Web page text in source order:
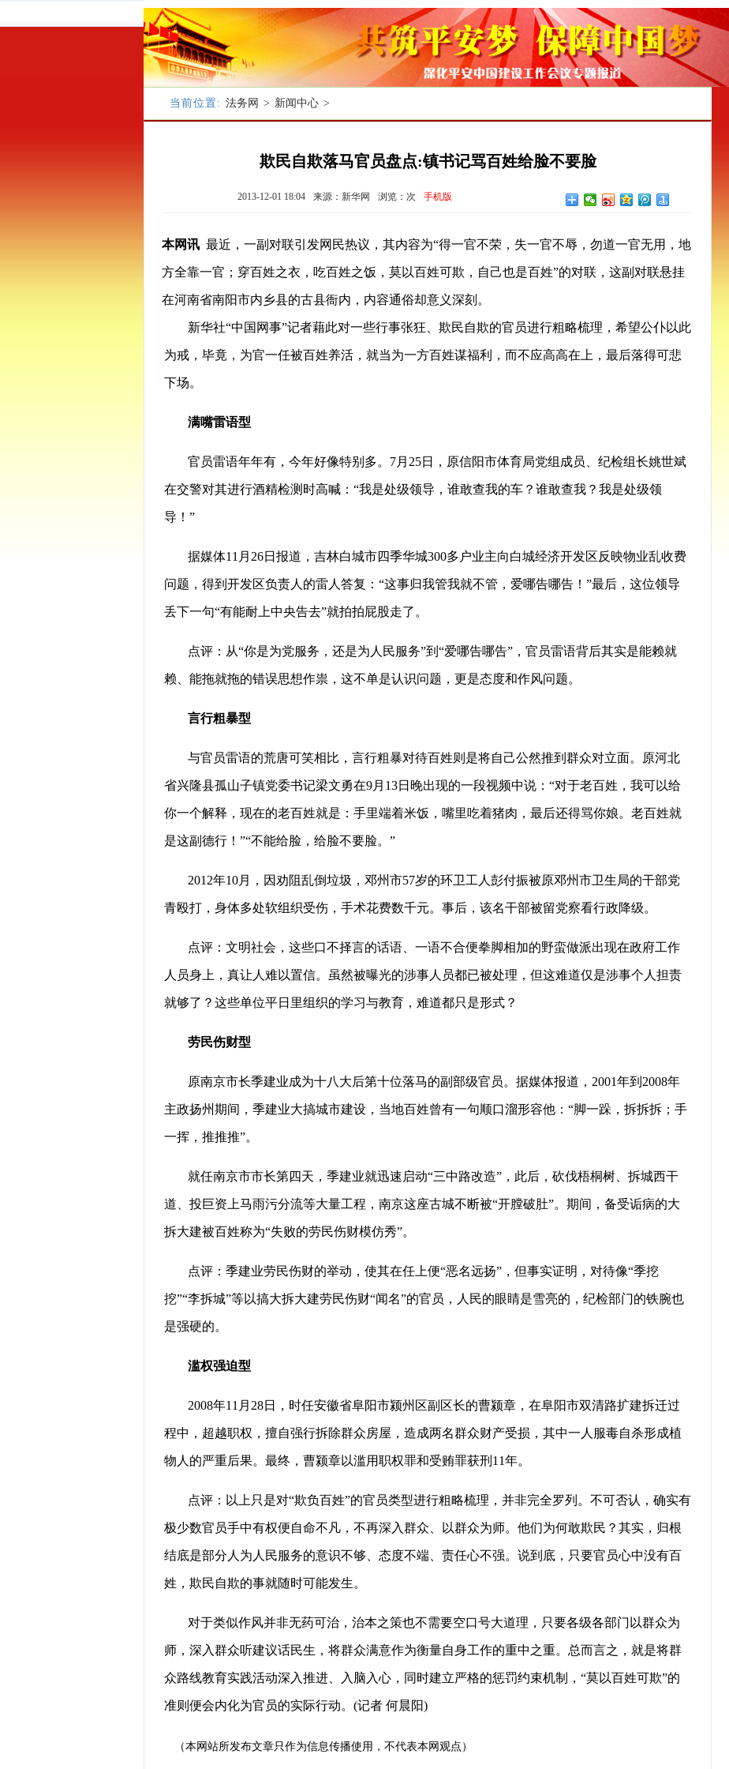
当前位置: 法务网 > 新闻中心 >
欺民自欺落马官员盘点:镇书记骂百姓给脸不要脸
2013-12-01 18:04 来源：新华网 浏览： 次 手机版
本网讯 最近，一副对联引发网民热议，其内容为“得一官不荣，失一官不辱，勿道一官无用，地
方全靠一官；穿百姓之衣，吃百姓之饭，莫以百姓可欺，自己也是百姓”的对联，这副对联悬挂
在河南省南阳市内乡县的古县衙内，内容通俗却意义深刻。
新华社“中国网事”记者藉此对一些行事张狂、欺民自欺的官员进行粗略梳理，希望公仆以此
为戒，毕竟，为官一任被百姓养活，就当为一方百姓谋福利，而不应高高在上，最后落得可悲
下场。
满嘴雷语型
官员雷语年年有，今年好像特别多。7月25日，原信阳市体育局党组成员、纪检组长姚世斌
在交警对其进行酒精检测时高喊：“我是处级领导，谁敢查我的车？谁敢查我？我是处级领
导！”
据媒体11月26日报道，吉林白城市四季华城300多户业主向白城经济开发区反映物业乱收费
问题，得到开发区负责人的雷人答复：“这事归我管我就不管，爱哪告哪告！”最后，这位领导
丢下一句“有能耐上中央告去”就拍拍屁股走了。
点评：从“你是为党服务，还是为人民服务”到“爱哪告哪告”，官员雷语背后其实是能赖就
赖、能拖就拖的错误思想作祟，这不单是认识问题，更是态度和作风问题。
言行粗暴型
与官员雷语的荒唐可笑相比，言行粗暴对待百姓则是将自己公然推到群众对立面。原河北
省兴隆县孤山子镇党委书记梁文勇在9月13日晚出现的一段视频中说：“对于老百姓，我可以给
你一个解释，现在的老百姓就是：手里端着米饭，嘴里吃着猪肉，最后还得骂你娘。老百姓就
是这副德行！”“不能给脸，给脸不要脸。”
2012年10月，因劝阻乱倒垃圾，邓州市57岁的环卫工人彭付振被原邓州市卫生局的干部党
青殴打，身体多处软组织受伤，手术花费数千元。事后，该名干部被留党察看行政降级。
点评：文明社会，这些口不择言的话语、一语不合便拳脚相加的野蛮做派出现在政府工作
人员身上，真让人难以置信。虽然被曝光的涉事人员都已被处理，但这难道仅是涉事个人担责
就够了？这些单位平日里组织的学习与教育，难道都只是形式？
劳民伤财型
原南京市长季建业成为十八大后第十位落马的副部级官员。据媒体报道，2001年到2008年
主政扬州期间，季建业大搞城市建设，当地百姓曾有一句顺口溜形容他：“脚一跺，拆拆拆；手
一挥，推推推”。
就任南京市市长第四天，季建业就迅速启动“三中路改造”，此后，砍伐梧桐树、拆城西干
道、投巨资上马雨污分流等大量工程，南京这座古城不断被“开膛破肚”。期间，备受诟病的大
拆大建被百姓称为“失败的劳民伤财模仿秀”。
点评：季建业劳民伤财的举动，使其在任上便“恶名远扬”，但事实证明，对待像“季挖
挖”“李拆城”等以搞大拆大建劳民伤财“闻名”的官员，人民的眼睛是雪亮的，纪检部门的铁腕也
是强硬的。
滥权强迫型
2008年11月28日，时任安徽省阜阳市颍州区副区长的曹颍章，在阜阳市双清路扩建拆迁过
程中，超越职权，擅自强行拆除群众房屋，造成两名群众财产受损，其中一人服毒自杀形成植
物人的严重后果。最终，曹颍章以滥用职权罪和受贿罪获刑11年。
点评：以上只是对“欺负百姓”的官员类型进行粗略梳理，并非完全罗列。不可否认，确实有
极少数官员手中有权便自命不凡，不再深入群众、以群众为师。他们为何敢欺民？其实，归根
结底是部分人为人民服务的意识不够、态度不端、责任心不强。说到底，只要官员心中没有百
姓，欺民自欺的事就随时可能发生。
对于类似作风并非无药可治，治本之策也不需要空口号大道理，只要各级各部门以群众为
师，深入群众听建议话民生，将群众满意作为衡量自身工作的重中之重。总而言之，就是将群
众路线教育实践活动深入推进、入脑入心，同时建立严格的惩罚约束机制，“莫以百姓可欺”的
准则便会内化为官员的实际行动。(记者 何晨阳)
（本网站所发布文章只作为信息传播使用，不代表本网观点）